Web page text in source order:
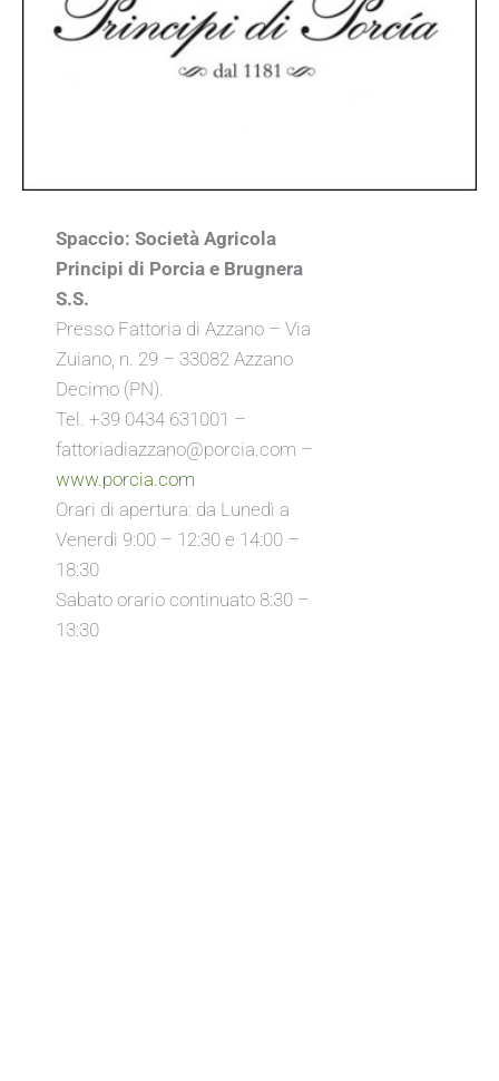
Spaccio: Società Agricola
Principi di Porcia e Brugnera
S.S.
Presso Fattoria di Azzano – Via
Zuiano, n. 29 – 33082 Azzano
Decimo (PN).
Tel. +39 0434 631001 –
fattoriadiazzano@porcia.com –
www.porcia.com
Orari di apertura: da Lunedì a
Venerdì 9:00 – 12:30 e 14:00 –
18:30
Sabato orario continuato 8:30 –
13:30